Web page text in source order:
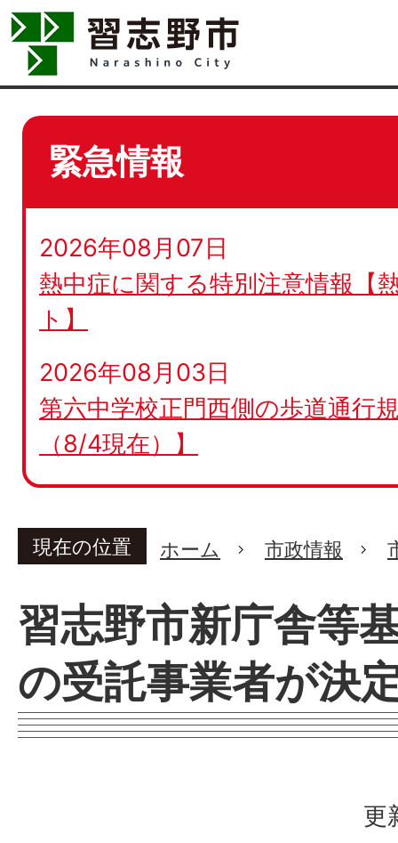
緊急情報
2026年08月07日
熱中症に関する特別注意情報【
ト】
2026年08月03日
第六中学校正門西側の歩道通行
（8/4現在）】
現在の位置 ホーム 市政情報
習志野市新庁舎等
の受託事業者が決
更